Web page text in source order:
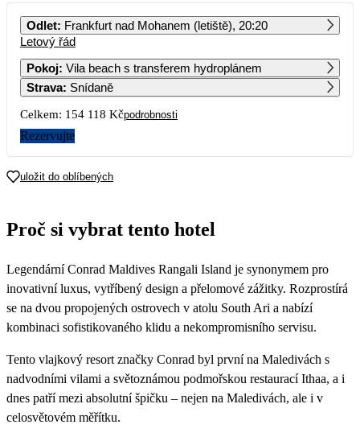
PO ÚT ST ČT PÁ SO NE
102 739 82 559 83 629 126 809 83 369
7 8 13
14
111 689
21
104 919
22
96 559
Odlet: Frankfurt nad Mohanem (letiště), 20:20
Letový řád
Pokoj:
Vila beach s transferem hydroplánem
Strava: Snídaně
Celkem: 154 118 Kčpodrobnosti
Rezervujte
uložit do oblíbených
Proč si vybrat tento hotel
Legendární Conrad Maldives Rangali Island je synonymem pro
inovativní luxus, vytříbený design a přelomové zážitky. Rozprostírá
se na dvou propojených ostrovech v atolu South Ari a nabízí
kombinaci sofistikovaného klidu a nekompromisního servisu.
Tento vlajkový resort značky Conrad byl první na Maledivách s
nadvodními vilami a světoznámou podmořskou restaurací Ithaa, a i
dnes patří mezi absolutní špičku – nejen na Maledivách, ale i v
celosvětovém měřítku.